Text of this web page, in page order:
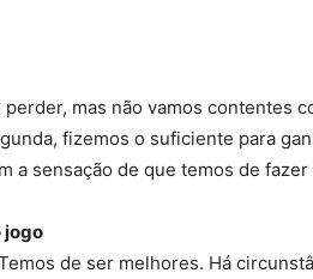
mas não vamos contentes
fizemos o suficiente para
a sensação de que temos de fazer
jogo
de ser melhores. Há